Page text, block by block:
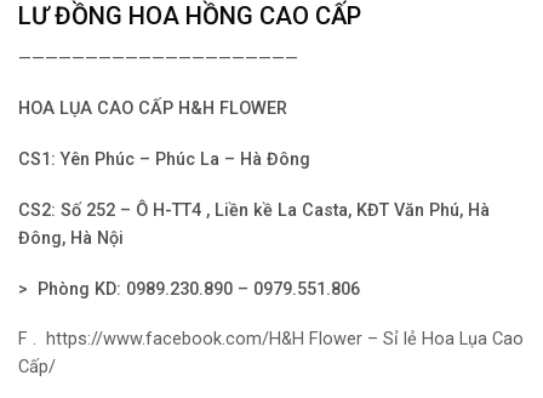
LƯ ĐỒNG HOA HỒNG CAO CẤP
—————————————————————
HOA LỤA CAO CẤP H&H FLOWER
CS1: Yên Phúc – Phúc La – Hà Đông
CS2: Số 252 – Ô H-TT4 , Liền kề La Casta, KĐT Văn Phú, Hà
Đông, Hà Nội
> Phòng KD: 0989.230.890 – 0979.551.806
F . https://www.facebook.com/H&H Flower – Sỉ lẻ Hoa Lụa Cao
Cấp/